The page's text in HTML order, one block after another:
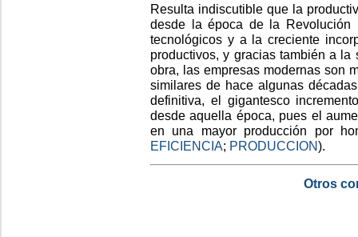
Resulta indiscutible que la
desde la época de la Revolución
tecnológicos y a la creciente
productivos, y gracias también a
obra, las empresas modernas son
similares de hace algunas
definitiva, el gigantesco
desde aquella época, pues el
en una mayor producción por
EFICIENCIA; PRODUCCION).
Otros